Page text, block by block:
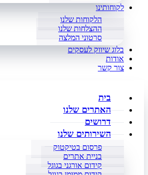
לקוחותינו
הלקוחות שלנו
ההצלחות שלנו
סרטוני המלצה
בלוג שיווק לעסקים
אודות
צור קשר
בית
האתרים שלנו
דרושים
השירותים שלנו
פרסום בטיקטוק
בניית אתרים
קידום אורגני בגוגל